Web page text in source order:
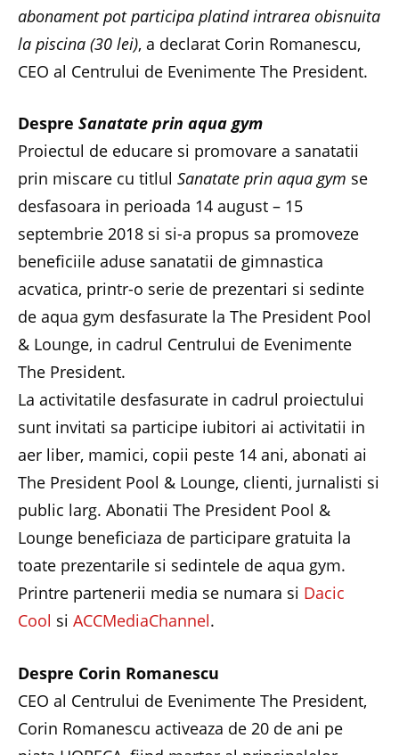
abonament pot participa platind intrarea obisnuita
la piscina (30 lei), a declarat Corin Romanescu,
CEO al Centrului de Evenimente The President.
Despre Sanatate prin aqua gym
Proiectul de educare si promovare a sanatatii
prin miscare cu titlul Sanatate prin aqua gym se
desfasoara in perioada 14 august – 15
septembrie 2018 si si-a propus sa promoveze
beneficiile aduse sanatatii de gimnastica
acvatica, printr-o serie de prezentari si sedinte
de aqua gym desfasurate la The President Pool
& Lounge, in cadrul Centrului de Evenimente
The President.
La activitatile desfasurate in cadrul proiectului
sunt invitati sa participe iubitori ai activitatii in
aer liber, mamici, copii peste 14 ani, abonati ai
The President Pool & Lounge, clienti, jurnalisti si
public larg. Abonatii The President Pool &
Lounge beneficiaza de participare gratuita la
toate prezentarile si sedintele de aqua gym.
Printre partenerii media se numara si Dacic
Cool si ACCMediaChannel.
Despre Corin Romanescu
CEO al Centrului de Evenimente The President,
Corin Romanescu activeaza de 20 de ani pe